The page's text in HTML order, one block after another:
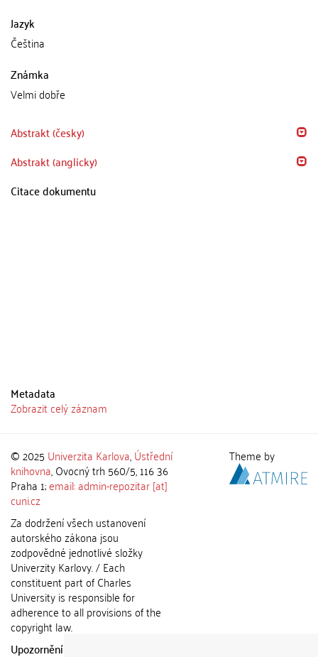
Jazyk
Čeština
Známka
Velmi dobře
Abstrakt (česky)
Abstrakt (anglicky)
Citace dokumentu
Metadata
Zobrazit celý záznam
© 2025 Univerzita Karlova,Ústřední
knihovna, Ovocný trh 560/5, 116 36
Praha 1;email: admin-repozitar [at]
cuni.cz
Za dodržení všech ustanovení
autorského zákona jsou
zodpovědné jednotlivé složky
Univerzity Karlovy. / Each
constituent part of Charles
University is responsible for
adherence to all provisions of the
copyright law.
Upozornění / Notice:
Theme by